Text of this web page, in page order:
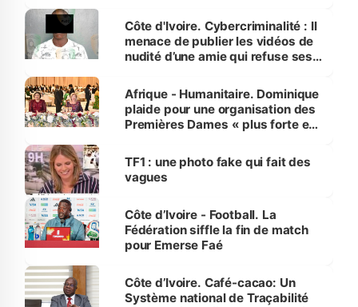
des Transports
Côte d'Ivoire. Cybercriminalité : Il
menace de publier les vidéos de
nudité d’une amie qui refuse ses
Afrique - Humanitaire. Dominique
plaide pour une organisation des
Premières Dames « plus forte et
sur la scène internationale »
TF1 : une photo fake qui fait des
vagues
Côte d’Ivoire - Football. La
Fédération siffle la fin de match
pour Emerse Faé
Côte d’Ivoire. Café-cacao: Un
Système national de Traçabilité